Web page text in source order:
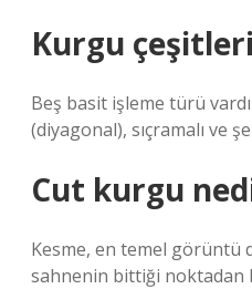
Kurgu
Beş basit işleme türü
(diyagonal), sıçramalı ve
Cut kurgu
Kesme, en temel görüntü
sahnenin bittiği noktadan